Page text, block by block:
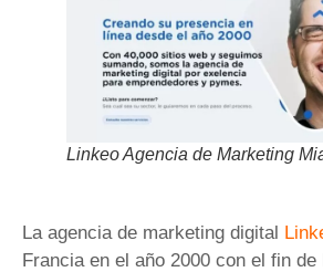
Linkeo Agencia de Marketing
La agencia de marketing digital
Francia en el año 2000 con el fin